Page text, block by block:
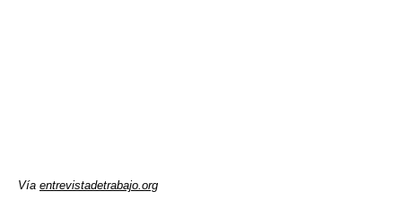
Vía entrevistadetrabajo.org